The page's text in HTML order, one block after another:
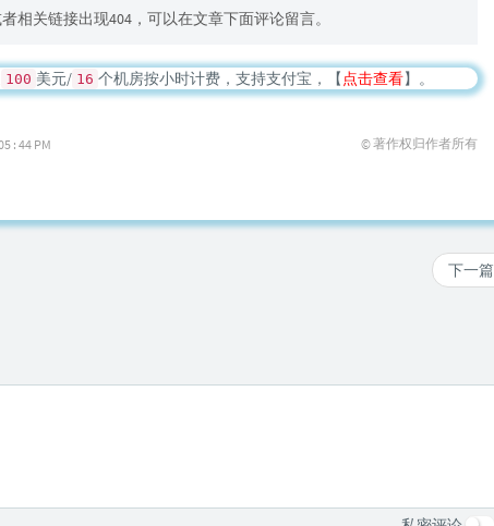
相关链接出现404，可以在文章下面评论留言。
100 美元/ 16 个机房按小时计费，支持支付宝，【点击查看】。
: 44 PM © 著作权归作者所有
下一篇